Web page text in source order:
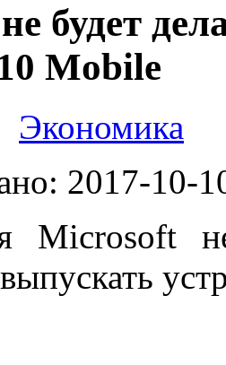
будет
Mobile
Экономика
2017-10-
Microsoft